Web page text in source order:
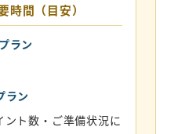
時間（目安）
ラン
ラン
ト数・ご準備状況に